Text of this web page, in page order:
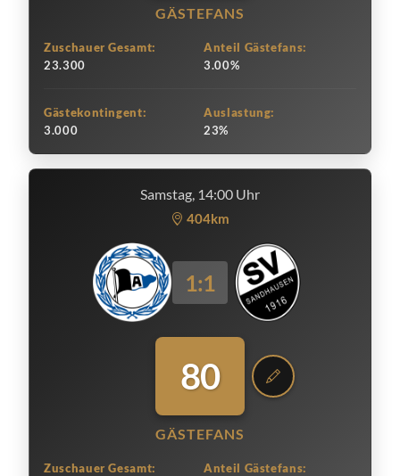
GÄSTEFANS
Zuschauer Gesamt:
23.300
Anteil Gästefans:
3.00%
Gästekontingent:
3.000
Auslastung:
23%
Samstag, 14:00 Uhr
404km
1:1
80
GÄSTEFANS
Zuschauer Gesamt:
Anteil Gästefans: